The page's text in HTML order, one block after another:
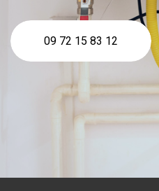
09 72 15 83 12